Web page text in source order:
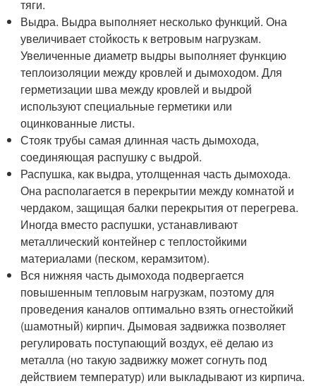
тяги.
Выдра. Выдра выполняет несколько функций. Она
увеличивает стойкость к ветровым нагрузкам.
Увеличенные диаметр выдры выполняет функцию
теплоизоляции между кровлей и дымоходом. Для
герметизации шва между кровлей и выдрой
используют специальные герметики или
оцинкованные листы.
Стояк трубы самая длинная часть дымохода,
соединяющая распушку с выдрой.
Распушка, как выдра, утолщенная часть дымохода.
Она располагается в перекрытии между комнатой и
чердаком, защищая балки перекрытия от перегрева.
Иногда вместо распушки, устанавливают
металлический контейнер с теплостойкими
материалами (песком, керамзитом).
Вся нижняя часть дымохода подвергается
повышенным тепловым нагрузкам, поэтому для
проведения каналов оптимально взять огнестойкий
(шамотный) кирпич. Дымовая задвижка позволяет
регулировать поступающий воздух, её делаю из
металла (но такую задвижку может согнуть под
действием температур) или выкладывают из кирпича.